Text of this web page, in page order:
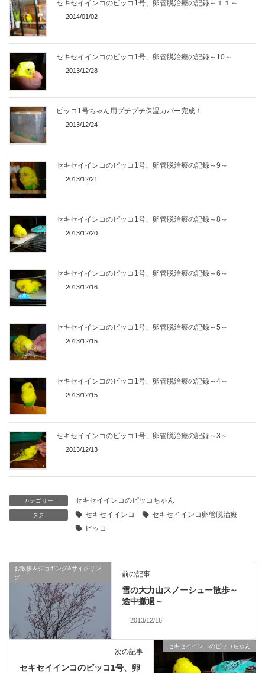
セキセイインコのピッコ1号、卵管脱治療の記録～１１～
2014/01/02
セキセイインコのピッコ1号、卵管脱治療の記録～10～
2013/12/28
ピッコ1号ちゃん用プチプチ保温カバー完成！
2013/12/24
セキセイインコのピッコ1号、卵管脱治療の記録～9～
2013/12/21
セキセイインコのピッコ1号、卵管脱治療の記録～8～
2013/12/20
セキセイインコのピッコ1号、卵管脱治療の記録～6～
2013/12/16
セキセイインコのピッコ1号、卵管脱治療の記録～5～
2013/12/15
セキセイインコのピッコ1号、卵管脱治療の記録～4～
2013/12/15
セキセイインコのピッコ1号、卵管脱治療の記録～3～
2013/12/13
カテゴリー セキセイインコのピッコちゃん
タグ セキセイインコ
セキセイインコ卵管脱治療
ピッコ
お散歩＆ジョギング&サイクリン
グ
前の記事
雪の大力山スノーシュー散歩～
途中撤退～
2013/12/16
セキセイインコのピッコちゃん
次の記事
セキセイインコのピッコ1号、卵